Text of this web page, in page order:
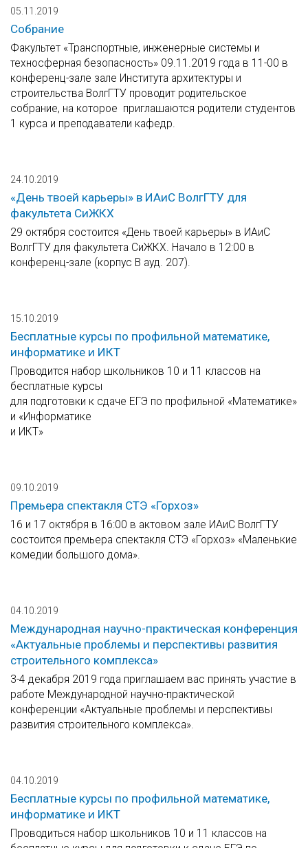
05.11.2019
Собрание
Факультет «Транспортные, инженерные системы и
техносферная безопасность» 09.11.2019 года в 11-00 в
конференц-зале зале Института архитектуры и
строительства ВолгГТУ проводит родительское
собрание, на которое приглашаются родители студентов
1 курса и преподаватели кафедр.
24.10.2019
«День твоей карьеры» в ИАиС ВолгГТУ для
факультета СиЖКХ
29 октября состоится «День твоей карьеры» в ИАиС
ВолгГТУ для факультета СиЖКХ. Начало в 12:00 в
конференц-зале (корпус В ауд. 207).
15.10.2019
Бесплатные курсы по профильной математике,
информатике и ИКТ
Проводится набор школьников 10 и 11 классов на
бесплатные курсы
для подготовки к сдаче ЕГЭ по профильной «Математике»
и «Информатике
и ИКТ»
09.10.2019
Премьера спектакля СТЭ «Горхоз»
16 и 17 октября в 16:00 в актовом зале ИАиС ВолгГТУ
состоится премьера спектакля СТЭ «Горхоз» «Маленькие
комедии большого дома».
04.10.2019
Международная научно-практическая конференция
«Актуальные проблемы и перспективы развития
строительного комплекса»
3-4 декабря 2019 года приглашаем вас принять участие в
работе Международной научно-практической
конференции «Актуальные проблемы и перспективы
развития строительного комплекса».
04.10.2019
Бесплатные курсы по профильной математике,
информатике и ИКТ
Проводиться набор школьников 10 и 11 классов на